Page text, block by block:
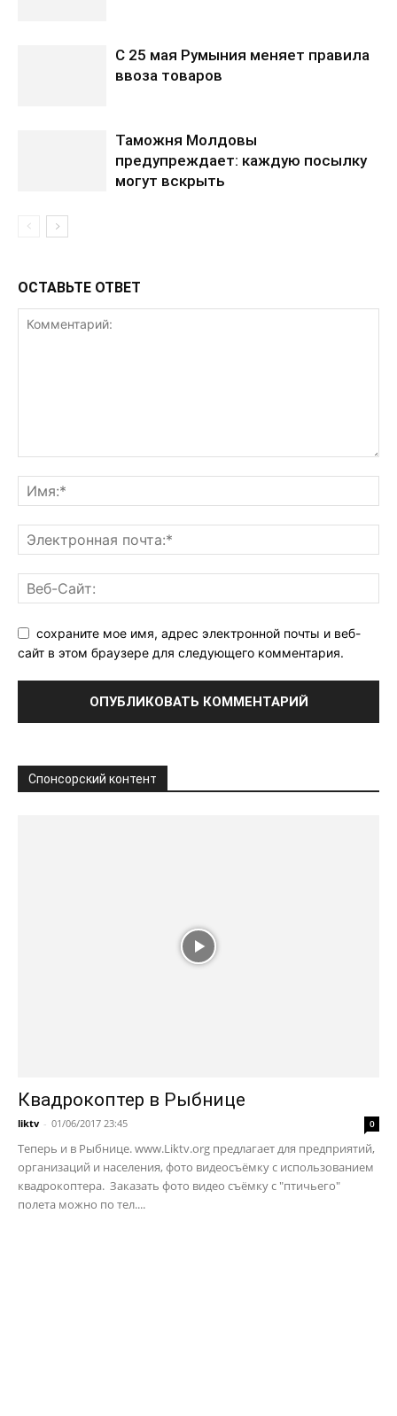
С 25 мая Румыния меняет правила
ввоза товаров
Таможня Молдовы
предупреждает: каждую посылку
могут вскрыть
ОСТАВЬТЕ ОТВЕТ
сохраните мое имя, адрес электронной почты и веб-
сайт в этом браузере для следующего комментария.
Спонсорский контент
Квадрокоптер в Рыбнице
liktv - 01/06/2017 23:45 0
Теперь и в Рыбнице. www.Liktv.org предлагает для предприятий,
организаций и населения, фото видеосъёмку с использованием
квадрокоптера. Заказать фото видео съёмку с "птичьего"
полета можно по тел....